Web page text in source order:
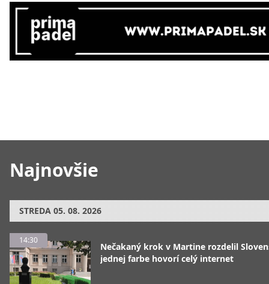
Najnovšie
STREDA 05. 08. 2026
14:30
Nečakaný krok v Martine rozdelil
jednej farbe hovorí celý internet